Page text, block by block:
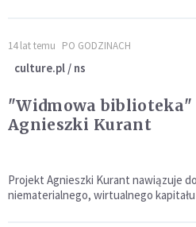
14 lat temu PO GODZINACH
culture.pl / ns
"Widmowa biblioteka"
Agnieszki Kurant
Projekt Agnieszki Kurant nawiązuje
niematerialnego, wirtualnego